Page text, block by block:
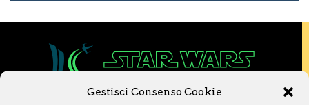
Gestisci Consenso Cookie